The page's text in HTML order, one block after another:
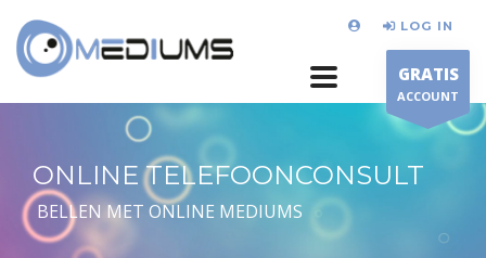
LOG IN
GRATIS
ACCOUNT
ONLINE TELEFOONCONSULT
BELLEN MET ONLINE MEDIUMS